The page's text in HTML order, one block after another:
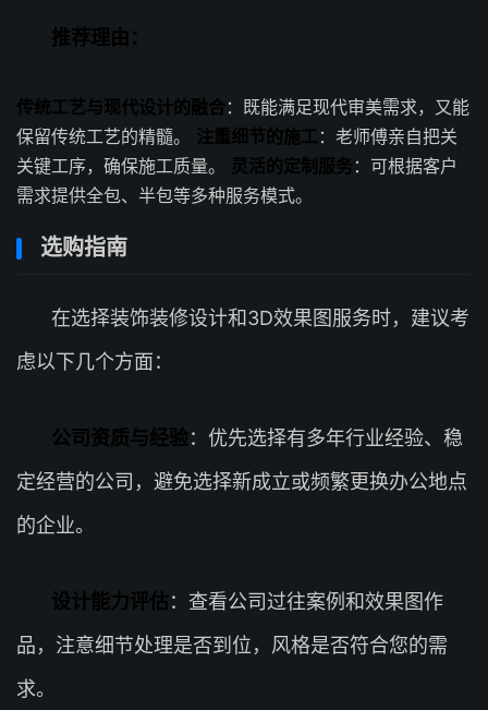
推荐理由：
传统工艺与现代设计的融合 ：既能满足现代审美需求，又能
保留传统工艺的精髓。 注重细节的施工：老师傅亲自把关
关键工序，确保施工质量。 灵活的定制服务 ：可根据客户
需求提供全包、半包等多种服务模式。
选购指南
在选择装饰装修设计和3D效果图服务时，建议考
虑以下几个方面：
公司资质与经验：优先选择有多年行业经验、稳
定经营的公司，避免选择新成立或频繁更换办公地点
的企业。
设计能力评估：查看公司过往案例和效果图作
品，注意细节处理是否到位，风格是否符合您的需
求。